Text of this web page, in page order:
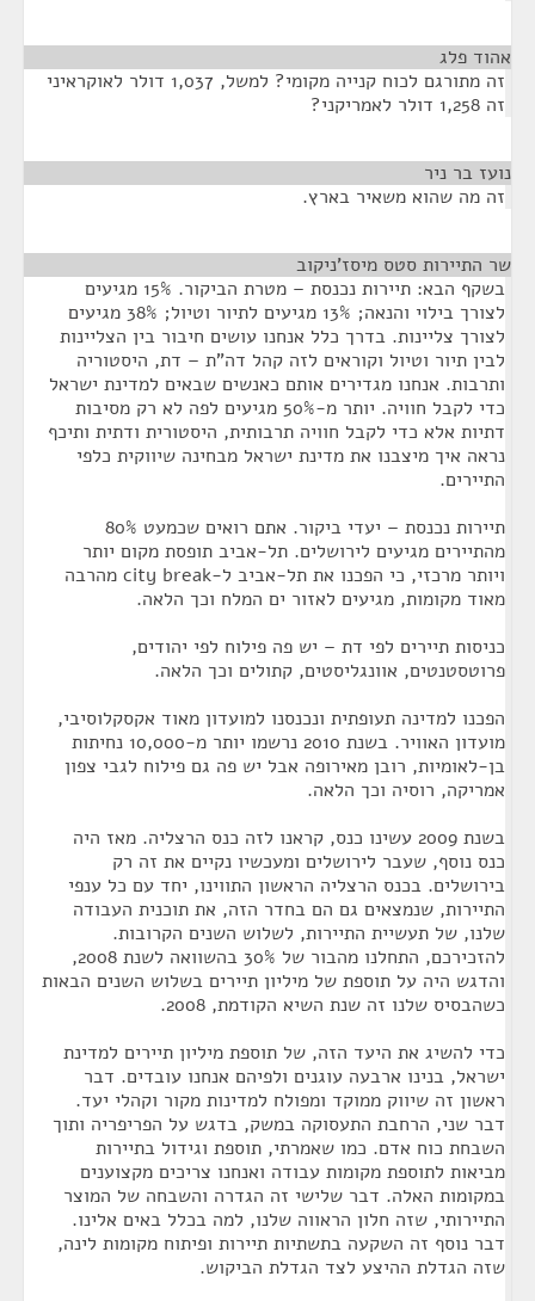
אהוד פלג
זה מתורגם לכוח קנייה מקומי? למשל, 1,037 דולר לאוקראיני
זה 1,258 דולר לאמריקני?
נועז בר ניר
זה מה שהוא משאיר בארץ.
שר התיירות סטס מיסז'ניקוב
בשקף הבא: תיירות נכנסת – מטרת הביקור. 15% מגיעים
לצורך בילוי והנאה; 13% מגיעים לתיור וטיול; 38% מגיעים
לצורך צליינות. בדרך כלל אנחנו עושים חיבור בין הצליינות
לבין תיור וטיול וקוראים לזה קהל דה"ת – דת, היסטוריה
ותרבות. אנחנו מגדירים אותם כאנשים שבאים למדינת ישראל
כדי לקבל חוויה. יותר מ-50% מגיעים לפה לא רק מסיבות
דתיות אלא כדי לקבל חוויה תרבותית, היסטורית ודתית ותיכף
נראה איך מיצבנו את מדינת ישראל מבחינה שיווקית כלפי
התיירים.
תיירות נכנסת – יעדי ביקור. אתם רואים שכמעט 80%
מהתיירים מגיעים לירושלים. תל-אביב תופסת מקום יותר
ויותר מרכזי, כי הפכנו את תל-אביב ל-city break מהרבה
מאוד מקומות, מגיעים לאזור ים המלח וכך הלאה.
כניסות תיירים לפי דת – יש פה פילוח לפי יהודים,
פרוטסטנטים, אוונגליסטים, קתולים וכך הלאה.
הפכנו למדינה תעופתית ונכנסנו למועדון מאוד אקסקלוסיבי,
מועדון האוויר. בשנת 2010 נרשמו יותר מ-10,000 נחיתות
בן-לאומיות, רובן מאירופה אבל יש פה גם פילוח לגבי צפון
אמריקה, רוסיה וכך הלאה.
בשנת 2009 עשינו כנס, קראנו לזה כנס הרצליה. מאז היה
כנס נוסף, שעבר לירושלים ומעכשיו נקיים את זה רק
בירושלים. בכנס הרצליה הראשון התווינו, יחד עם כל ענפי
התיירות, שנמצאים גם הם בחדר הזה, את תוכנית העבודה
שלנו, של תעשיית התיירות, לשלוש השנים הקרובות.
להזכירכם, התחלנו מהבור של 30% בהשוואה לשנת 2008,
והדגש היה על תוספת של מיליון תיירים בשלוש השנים הבאות
כשהבסיס שלנו זה שנת השיא הקודמת, 2008.
כדי להשיג את היעד הזה, של תוספת מיליון תיירים למדינת
ישראל, בנינו ארבעה עוגנים ולפיהם אנחנו עובדים. דבר
ראשון זה שיווק ממוקד ומפולח למדינות מקור וקהלי יעד.
דבר שני, הרחבת התעסוקה במשק, בדגש על הפריפריה ותוך
השבחת כוח אדם. כמו שאמרתי, תוספת וגידול בתיירות
מביאות לתוספת מקומות עבודה ואנחנו צריכים מקצוענים
במקומות האלה. דבר שלישי זה הגדרה והשבחה של המוצר
התיירותי, שזה חלון הראווה שלנו, למה בכלל באים אלינו.
דבר נוסף זה השקעה בתשתיות תיירות ופיתוח מקומות לינה,
שזה הגדלת ההיצע לצד הגדלת הביקוש.